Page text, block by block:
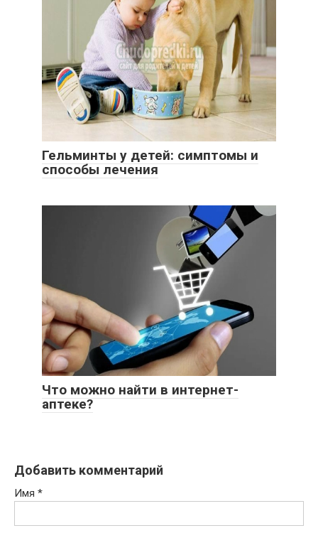
Гельминты у детей: симптомы и
способы лечения
Что можно найти в интернет-
аптеке?
Добавить комментарий
Имя *